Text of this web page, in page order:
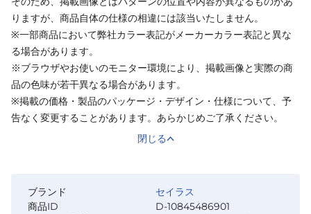
りますが、商品自体の仕様の相違には該当いたしません。
※一部商品において弊社カラー表記がメーカーカラー表記と異な
る場合があります。
※ブラウザやお使いのモニター環境により、掲載画像と実際の商
品の色味が若干異なる場合があります。
※掲載の価格・製品のパッケージ・デザイン・仕様について、予
告なく変更することがあります。あらかじめご了承ください。
閉じる
ブランド
セイラス
商品ID
D-10845486901